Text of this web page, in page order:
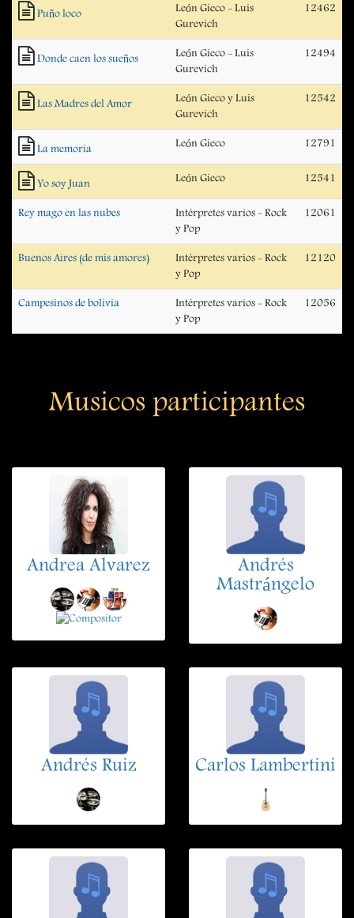
Puño loco
León Gieco - Luis
Gurevich
12462
Donde caen los sueños
León Gieco - Luis
Gurevich
12494
Las Madres del Amor
León Gieco y Luis
Gurevich
12542
La memoria León Gieco 12791
Yo soy Juan León Gieco 12541
Rey mago en las nubes
Intérpretes varios - Rock
y Pop
12061
Buenos Aires (de mis amores)
Intérpretes varios - Rock
y Pop
12120
Campesinos de bolivia
Intérpretes varios - Rock
y Pop
12056
Musicos participantes
Andrea Alvarez
Andrés
Mastrángelo
Andrés Ruiz Carlos Lambertini